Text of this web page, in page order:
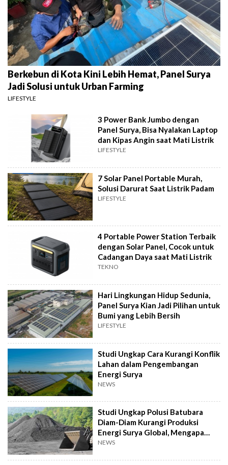
Berkebun di Kota Kini Lebih Hemat, Panel Surya
Jadi Solusi untuk Urban Farming
LIFESTYLE
3 Power Bank Jumbo dengan
Panel Surya, Bisa Nyalakan Laptop
dan Kipas Angin saat Mati Listrik
LIFESTYLE
7 Solar Panel Portable Murah,
Solusi Darurat Saat Listrik Padam
LIFESTYLE
4 Portable Power Station Terbaik
dengan Solar Panel, Cocok untuk
Cadangan Daya saat Mati Listrik
TEKNO
Hari Lingkungan Hidup Sedunia,
Panel Surya Kian Jadi Pilihan untuk
Bumi yang Lebih Bersih
LIFESTYLE
Studi Ungkap Cara Kurangi Konflik
Lahan dalam Pengembangan
Energi Surya
NEWS
Studi Ungkap Polusi Batubara
Diam-Diam Kurangi Produksi
Energi Surya Global, Mengapa
Bisa?
NEWS